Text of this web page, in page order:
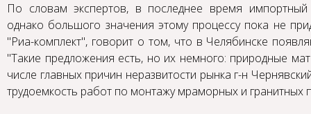
По словам экспертов, в последнее время
однако большого значения этому процессу пока не
"Риа-комплект", говорит о том, что в Челябинске
"Такие предложения есть, но их немного: природные
числе главных причин неразвитости рынка г-н
трудоемкость работ по монтажу мраморных и гранитных